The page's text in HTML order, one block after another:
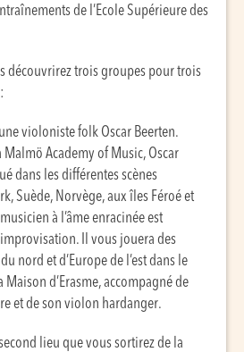
de l’Ecole Supérieure des
découvrirez trois groupes pour trois
violoniste folk Oscar Beerten.
Academy of Music, Oscar
dans les différentes scènes
Suède, Norvège, aux îles Féroé et
à l’âme enracinée est
Il vous jouera des
nord et d’Europe de l’est dans le
d’Erasme, accompagné de
et de son violon hardanger.
lieu que vous sortirez de la